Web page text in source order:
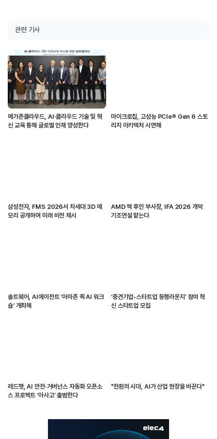
관련 기사
메가존클라우드, AI·클라우드 기술 및 혁
신 교육 통해 글로벌 인재 양성한다
마이크로칩, 고성능 PCIe® Gen 6 스토
리지 아키텍처 시연해
삼성전자, FMS 2026서 차세대 3D 메
모리 공개하며 미래 비전 제시
AMD 잭 후인 부사장, IFA 2026 개막
기조연설 맡는다
솔트웨어, AI에이전트 ‘아마존 퀵 AI 워크
숍’ 개최해
‘중견기업-스타트업 동행라운지’ 참여 혁
신 스타트업 모집
레드햇, AI 안전·거버넌스 자동화 오픈소
스 프로젝트 ‘아사고’ 출범한다
"전환의 시대, AI가 산업 현장을 바꾼다"